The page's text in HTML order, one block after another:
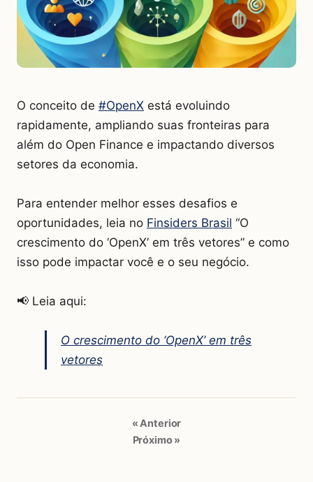
O conceito de #OpenX está evoluindo
rapidamente, ampliando suas fronteiras para
além do Open Finance e impactando diversos
setores da economia.
Para entender melhor esses desafios e
oportunidades, leia no Finsiders Brasil “O
crescimento do ‘OpenX’ em três vetores” e como
isso pode impactar você e o seu negócio.
📢 Leia aqui:
O crescimento do ‘OpenX’ em três
vetores
« Anterior
Próximo »